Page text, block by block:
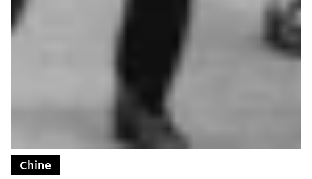
Chine